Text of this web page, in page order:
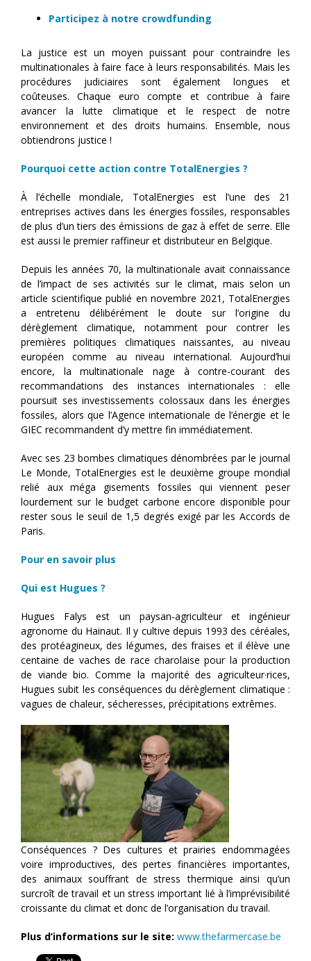
Participez à notre crowdfunding
La justice est un moyen puissant pour contraindre les
multinationales à faire face à leurs responsabilités. Mais les
procédures judiciaires sont également longues et
coûteuses. Chaque euro compte et contribue à faire
avancer la lutte climatique et le respect de notre
environnement et des droits humains. Ensemble, nous
obtiendrons justice !
Pourquoi cette action contre TotalEnergies ?
À l’échelle mondiale, TotalEnergies est l’une des 21
entreprises actives dans les énergies fossiles, responsables
de plus d’un tiers des émissions de gaz à effet de serre. Elle
est aussi le premier raffineur et distributeur en Belgique.
Depuis les années 70, la multinationale avait connaissance
de l’impact de ses activités sur le climat, mais selon un
article scientifique publié en novembre 2021, TotalEnergies
a entretenu délibérément le doute sur l’origine du
dérèglement climatique, notamment pour contrer les
premières politiques climatiques naissantes, au niveau
européen comme au niveau international. Aujourd’hui
encore, la multinationale nage à contre-courant des
recommandations des instances internationales : elle
poursuit ses investissements colossaux dans les énergies
fossiles, alors que l’Agence internationale de l’énergie et le
GIEC recommandent d’y mettre fin immédiatement.
Avec ses 23 bombes climatiques dénombrées par le journal
Le Monde, TotalEnergies est le deuxième groupe mondial
relié aux méga gisements fossiles qui viennent peser
lourdement sur le budget carbone encore disponible pour
rester sous le seuil de 1,5 degrés exigé par les Accords de
Paris.
Pour en savoir plus
Qui est Hugues ?
Hugues Falys est un paysan-agriculteur et ingénieur
agronome du Hainaut. Il y cultive depuis 1993 des céréales,
des protéagineux, des légumes, des fraises et il élève une
centaine de vaches de race charolaise pour la production
de viande bio. Comme la majorité des agriculteur·rices,
Hugues subit les conséquences du dérèglement climatique :
vagues de chaleur, sécheresses, précipitations extrêmes.
Conséquences ? Des cultures et prairies endommagées
voire improductives, des pertes financières importantes,
des animaux souffrant de stress thermique ainsi qu’un
surcroît de travail et un stress important lié à l’imprévisibilité
croissante du climat et donc de l’organisation du travail.
Plus d’informations sur le site: www.thefarmercase.be